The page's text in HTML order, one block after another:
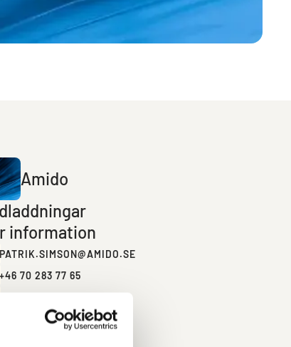
Amido
information
PATRIK.SIMSON@AMIDO.SE
+46 70 283 77 65